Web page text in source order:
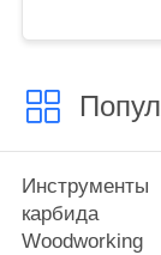
Инструменты
карбида
Woodworking